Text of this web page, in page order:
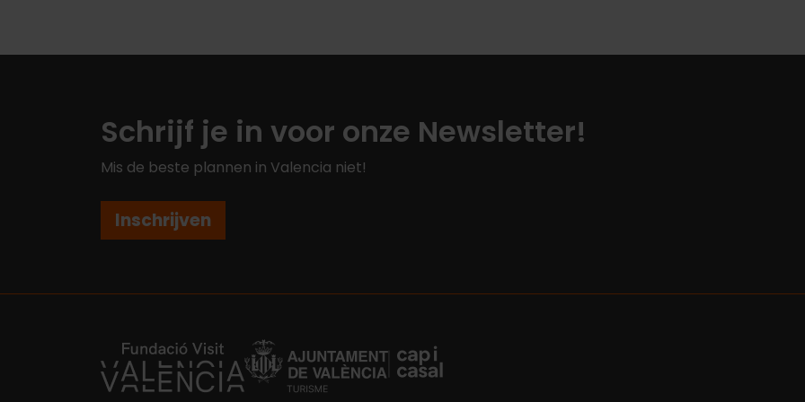
Schrijf je in voor onze Newsletter!
Mis de beste plannen in Valencia niet!
Inschrijven
https://fundacion.visitvalencia.com/